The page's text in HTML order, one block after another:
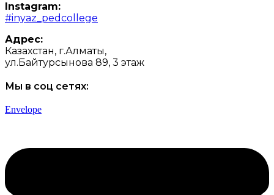
Instagram:
#inyaz_pedcollege
Адрес:
Казахстан, г.Алматы,
ул.Байтурсынова 89, 3 этаж
Мы в соц сетях:
Envelope